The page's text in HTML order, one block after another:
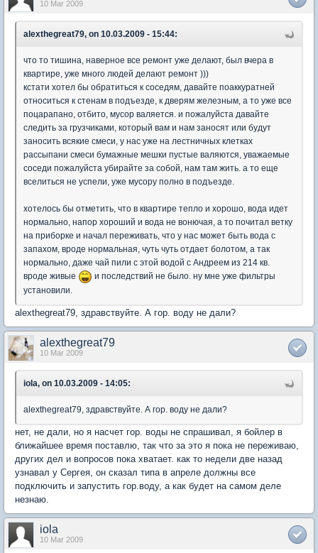
10 Mar 2009
alexthegreat79, on 10.03.2009 - 15:44:
что то тишина, наверное все ремонт уже делают, был вчера в
квартире, уже много людей делают ремонт )))
кстати хотел бы обратиться к соседям, давайте поаккуратней
относиться к стенам в подъезде, к дверям железным, а то уже все
поцарапано, отбито, мусор валяется. и пожалуйста давайте
следить за грузчиками, который вам и нам заносят или будут
заносить всякие смеси, у нас уже на лестничных клетках
рассыпани смеси бумажные мешки пустые валяются, уважаемые
соседи пожалуйста убирайте за собой, нам там жить. а то еще
вселиться не успели, уже мусору полно в подъезде.
хотелось бы отметить, что в квартире тепло и хорошо, вода идет
нормально, напор хороший и вода не вонючая, а то почитал ветку
на приборке и начал переживать, что у нас может быть вода с
запахом, вроде нормальная, чуть чуть отдает болотом, а так
нормально, даже чай пили с этой водой с Андреем из 214 кв.
вроде живые
и последствий не было. ну мне уже фильтры
установили.
alexthegreat79, здравствуйте. А гор. воду не дали?
alexthegreat79
10 Mar 2009
iola, on 10.03.2009 - 14:05:
alexthegreat79, здравствуйте. А гор. воду не дали?
нет, не дали, но я насчет гор. воды не спрашивал, я бойлер в
ближайшее время поставлю, так что за это я пока не переживаю,
других дел и вопросов пока хватает. как то недели две назад
узнавал у Сергея, он сказал типа в апреле должны все
подключить и запустить гор.воду, а как будет на самом деле
незнаю.
iola
10 Mar 2009